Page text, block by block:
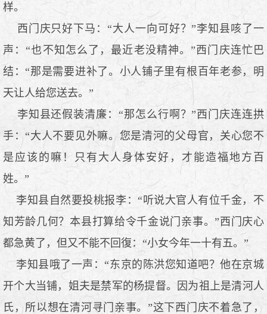
样。
西门庆只好下马：“大人一向可好？”李知县咳了一
声：“也不知怎么了，最近老没精神。”西门庆连忙巴
结：“那是需要进补了。小人铺子里有根百年老参，明
天让人给您送去。”
李知县还假装清廉：“那怎么行啊？”西门庆连连拱
手：“大人不要见外嘛。您是清河的父母官，关心您不
是应该的嘛！只有大人身体安好，才能造福地方百
姓。”
李知县自然要投桃报李：“听说大官人有位千金，不
知芳龄几何？本县打算给令千金说门亲事。”西门庆心
都急黄了，但又不能不回復：“小女今年一十有五。”
李知县哦了一声：“东京的陈洪您知道吧？他在京城
开个大当铺，姐夫是禁军的杨提督。因为祖上是清河人
氏，所以想在清河寻门亲事。”这下西门庆不着急了，